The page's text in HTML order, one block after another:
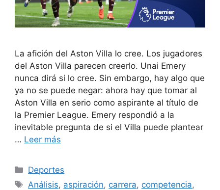
La afición del Aston Villa lo cree. Los jugadores
del Aston Villa parecen creerlo. Unai Emery
nunca dirá si lo cree. Sin embargo, hay algo que
ya no se puede negar: ahora hay que tomar al
Aston Villa en serio como aspirante al título de
la Premier League. Emery respondió a la
inevitable pregunta de si el Villa puede plantear
… Leer más
Categorías
Deportes
Etiquetas
Análisis, aspiración, carrera, competencia,